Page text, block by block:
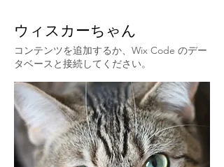
ウィスカーちゃん
コンテンツを追加するか、Wix Code のデー
タベースと接続してください。